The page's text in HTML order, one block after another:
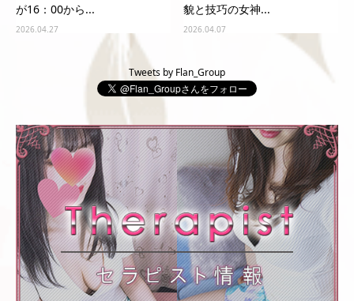
が16：00から...
2026.04.27
貌と技巧の女神...
2026.04.07
Tweets by Flan_Group